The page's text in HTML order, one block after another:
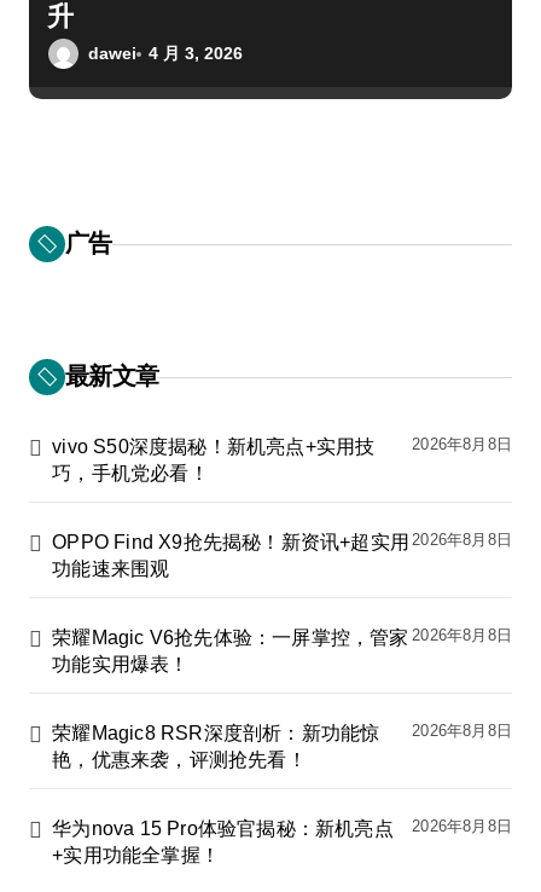
升
dawei 4 月 3, 2026
广告
最新文章
vivo S50深度揭秘！新机亮点+实用技
巧，手机党必看！
2026年8月8日
OPPO Find X9抢先揭秘！新资讯+超实用
功能速来围观
2026年8月8日
荣耀Magic V6抢先体验：一屏掌控，管家
功能实用爆表！
2026年8月8日
荣耀Magic8 RSR深度剖析：新功能惊
艳，优惠来袭，评测抢先看！
2026年8月8日
华为nova 15 Pro体验官揭秘：新机亮点
+实用功能全掌握！
2026年8月8日